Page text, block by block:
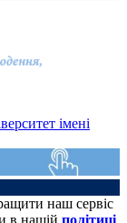
імені
наш сервіс